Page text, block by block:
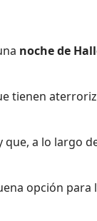
noche de
tienen
a lo largo
opción para